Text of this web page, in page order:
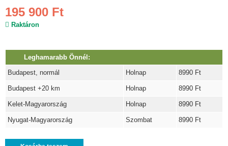
195 900 Ft
Raktáron
Leghamarabb Önnél:
Budapest, normál
Holnap 8990 Ft
Budapest +20 km Holnap 8990 Ft
Kelet-Magyarország Holnap 8990 Ft
Nyugat-Magyarország Szombat 8990 Ft